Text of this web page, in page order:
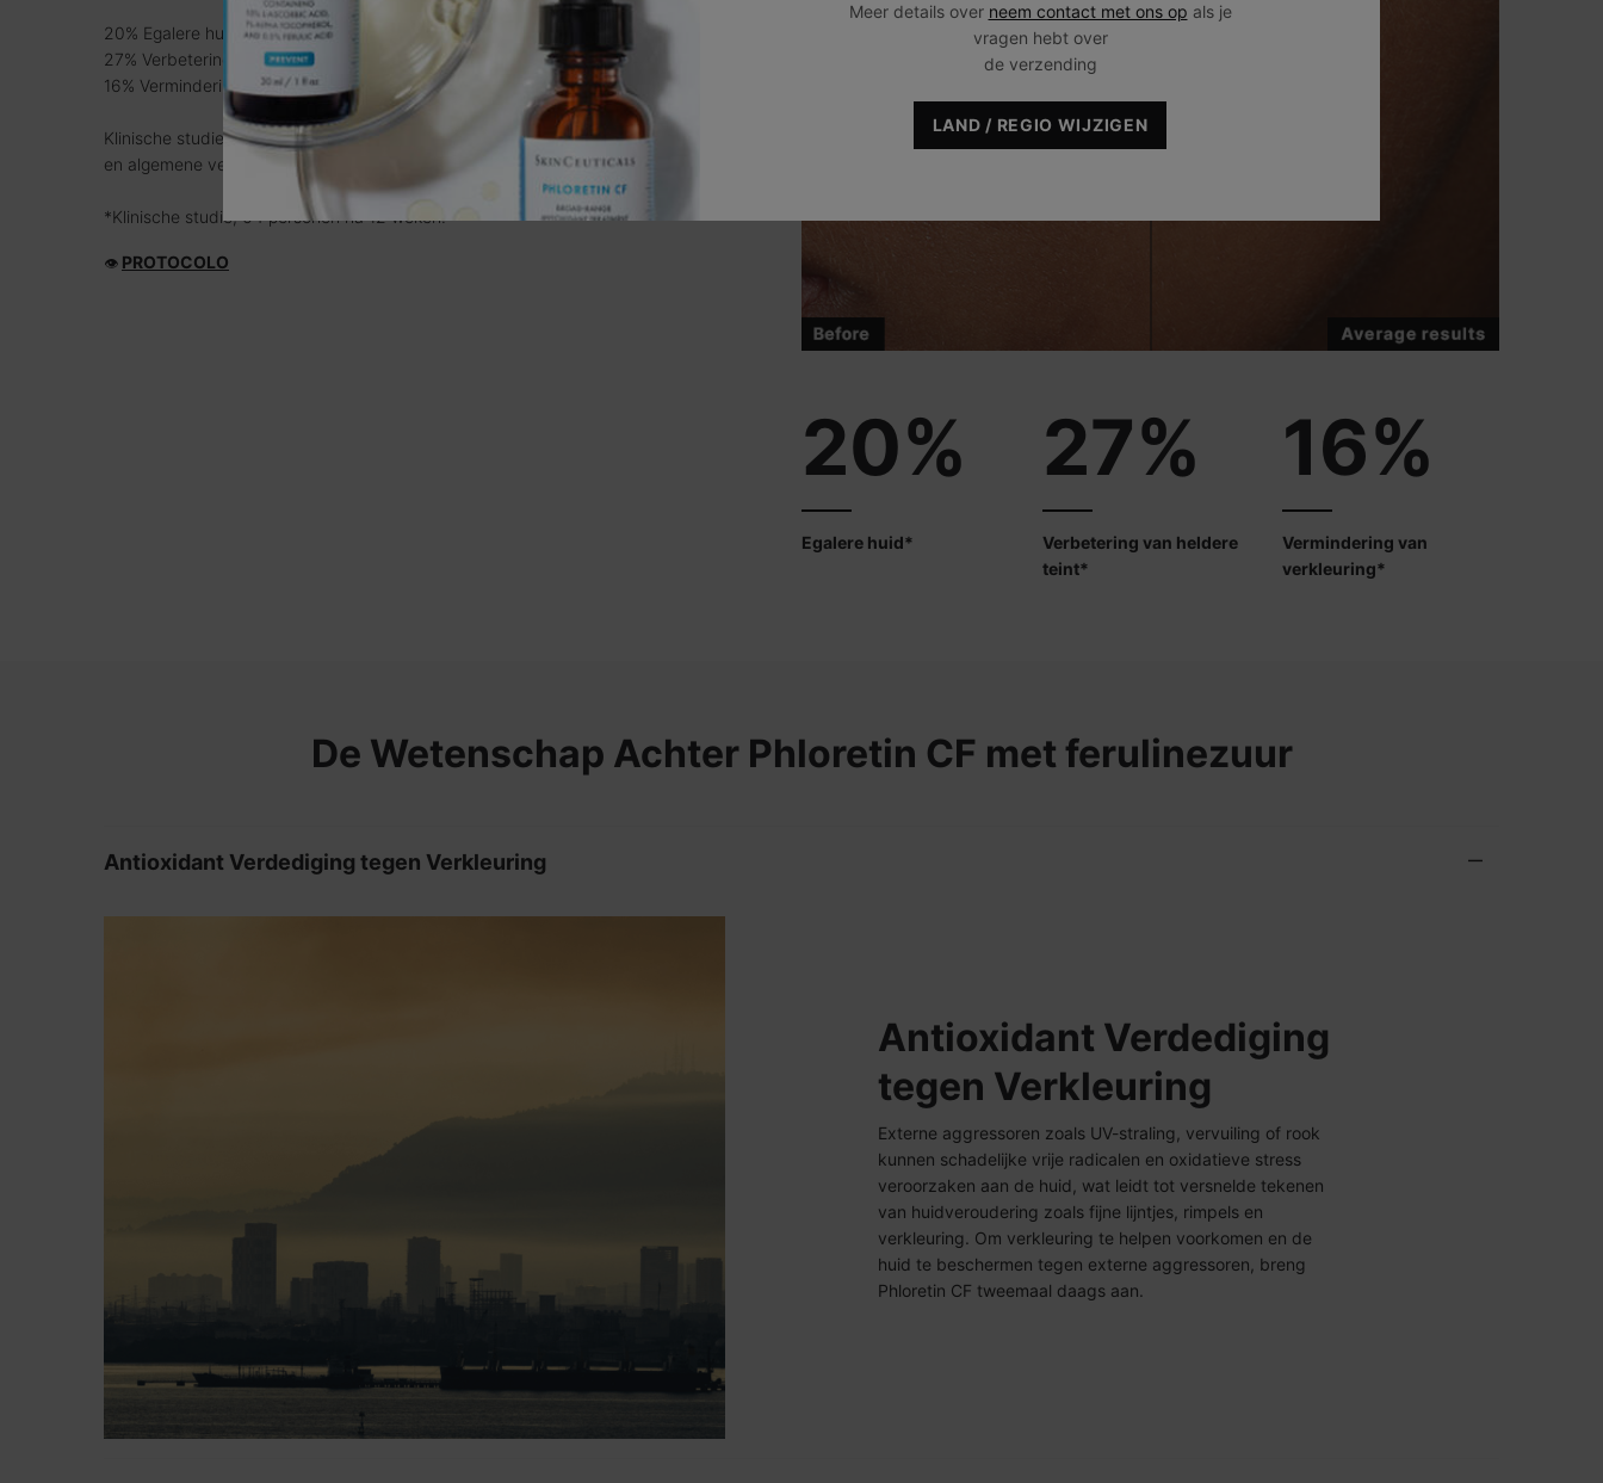
20% Egalere huid*
27% Verbetering van heldere teint*
16% Vermindering van verkleuring*
Klinische studies van Phloretin C F tonen een egalere huidskleur, verhoogde stralendheid
en algemene vermindering van verkleuring.
*Klinische studie, 64 personen na 12 weken.
👁 PROTOCOLO
20%
Egalere huid*
27%
Verbetering van heldere
teint*
16%
Vermindering van
verkleuring*
De Wetenschap Achter Phloretin CF met ferulinezuur
Antioxidant Verdediging tegen Verkleuring
Antioxidant Verdediging
tegen Verkleuring
Externe aggressoren zoals UV-straling, vervuiling of rook
kunnen schadelijke vrije radicalen en oxidatieve stress
veroorzaken aan de huid, wat leidt tot versnelde tekenen
van huidveroudering zoals fijne lijntjes, rimpels en
verkleuring. Om verkleuring te helpen voorkomen en de
huid te beschermen tegen externe aggressoren, breng
Phloretin CF tweemaal daags aan.
Meer details over neem contact met ons op als je
vragen hebt over
de verzending
LAND / REGIO WIJZIGEN